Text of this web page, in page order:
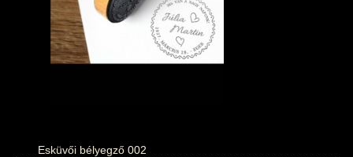
Esküvői bélyegző 002